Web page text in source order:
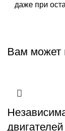
даже при
Вам может